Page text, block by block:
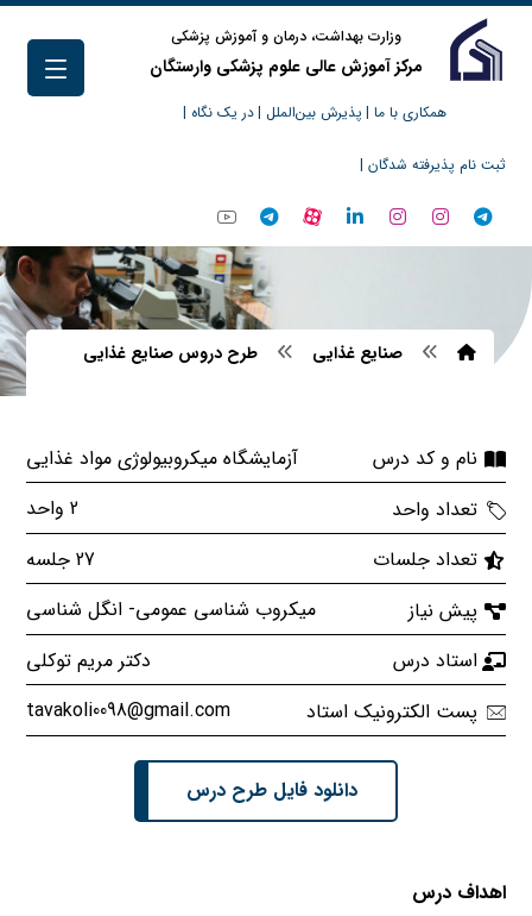
وزارت بهداشت، درمان و آموزش پزشکی
مرکز آموزش عالی علوم پزشکی وارستگان
همکاری با ما | پذیرش بین‌الملل |در یک نگاه |
ثبت نام پذیرفته شدگان |
صنایع غذایی طرح دروس صنایع غذایی
نام و کد درس
آزمایشگاه میکروبیولوژی مواد غذایی
تعداد واحد
2 واحد
تعداد جلسات
27 جلسه
پیش نیاز
میکروب شناسی عمومی- انگل شناسی
استاد درس
دکتر مریم توکلی
پست الکترونیک استاد
tavakoli0098@gmail.com
دانلود فایل طرح درس
اهداف درس